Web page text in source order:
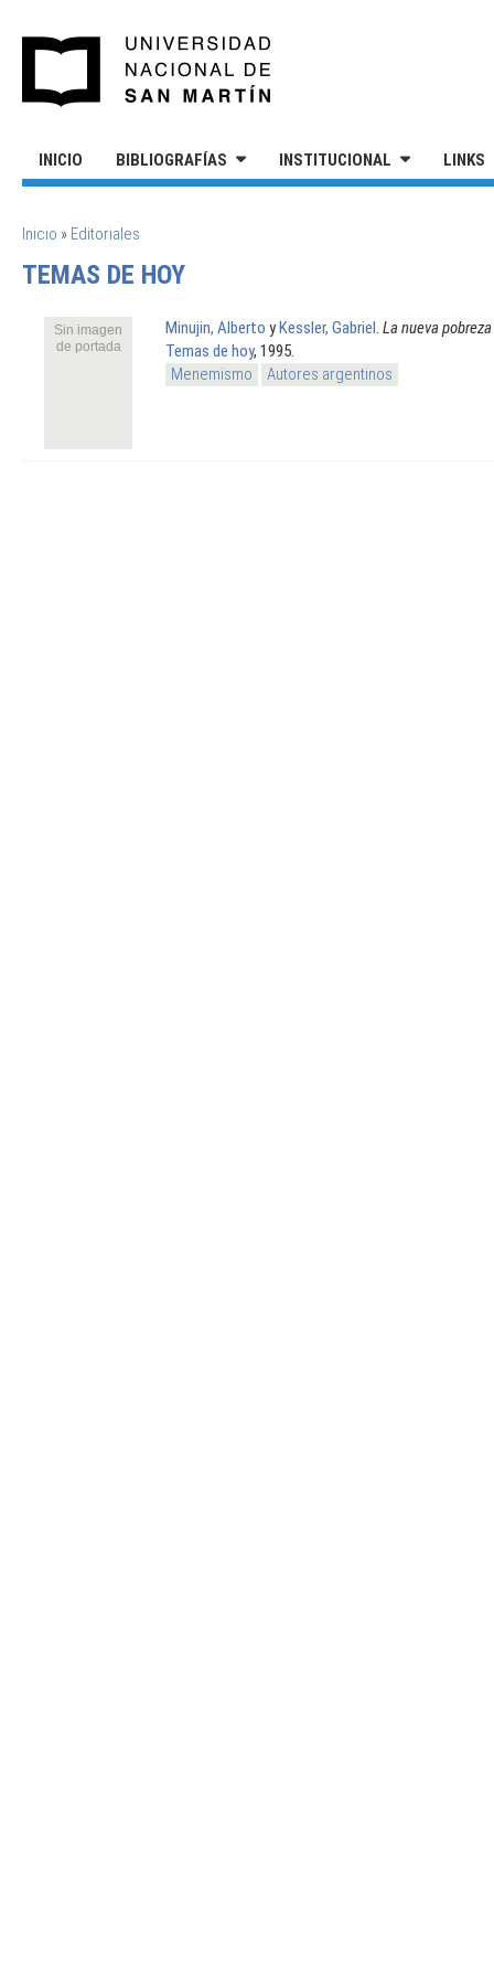
INICIO BIBLIOGRAFÍAS INSTITUCIONAL LINKS
SE ENCUENTRA USTED AQUÍ
Inicio » Editoriales
TEMAS DE HOY
Sin imagen
de portada
Minujin, Alberto yKessler, Gabriel La nueva
Temas de hoy, 1995.
Menemismo
Autores argentinos